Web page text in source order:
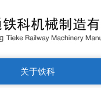
关于铁科